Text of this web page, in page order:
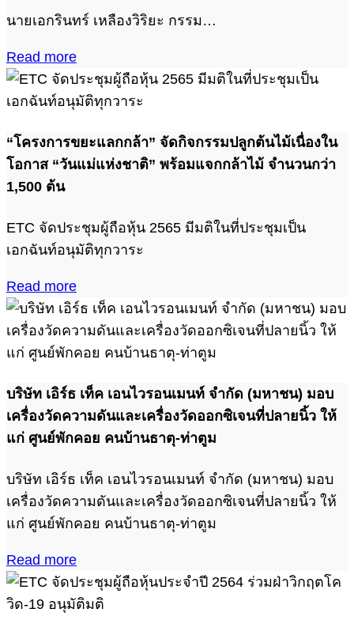
นายเอกรินทร์ เหลืองวิริยะ กรรม…
Read more
“โครงการขยะแลกกล้า” จัดกิจกรรมปลูกต้นไม้เนื่องใน
โอกาส “วันแม่แห่งชาติ” พร้อมแจกกล้าไม้ จำนวนกว่า
1,500 ต้น
ETC จัดประชุมผู้ถือหุ้น 2565 มีมติในที่ประชุมเป็น
เอกฉันท์อนุมัติทุกวาระ
Read more
บริษัท เอิร์ธ เท็ค เอนไวรอนเมนท์ จำกัด (มหาชน) มอบ
เครื่องวัดความดันและเครื่องวัดออกซิเจนที่ปลายนิ้ว ให้
แก่ ศูนย์พักคอย คนบ้านธาตุ-ท่าตูม
บริษัท เอิร์ธ เท็ค เอนไวรอนเมนท์ จำกัด (มหาชน) มอบ
เครื่องวัดความดันและเครื่องวัดออกซิเจนที่ปลายนิ้ว ให้
แก่ ศูนย์พักคอย คนบ้านธาตุ-ท่าตูม
Read more